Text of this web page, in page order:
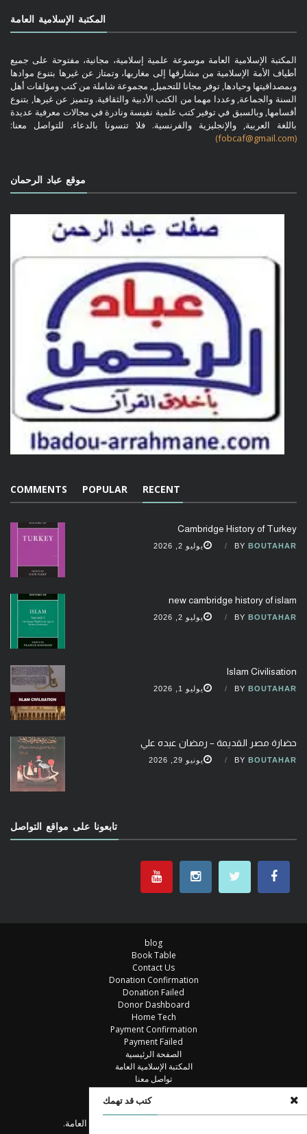
كتب قد تهمك
المكتبة الإسلامية العامة
المكتبة الإسلامية العامة موسوعة علمية إسلامية، مجانية، مفتوحة على جميع
أطياف الأمة الإسلامية من مشارقها إلى مغاربها، وتمتاز عن غيرها بتنوع موادها
وبمصداقيتها وحيادها, توفر مجانا للتحميل, مجموعة شاملة من كتب ومؤلفات أهل
السنة والجماعة, وعددا مهما من الكتب الأدبية والثقافية. وتتميز عن غيرها, بتنوع
أقسامها, وبالسبق في توفير كتب علمية نفيسة ونادرة في مجالات معرفية عديدة
باللغة العربية, والإنجليزية والفرنسية. فلا تنسونا بالدعاء. للتواصل معنا:
(fobcaf@gmail.com)
موقع عباد الرحمان
RECENT
POPULAR
COMMENTS
Cambridge History of Turkey
BY BOUTAHAR يوليو 2, 2026
new cambridge history of islam
BY BOUTAHAR يوليو 2, 2026
Islam Civilisation
BY BOUTAHAR يوليو 1, 2026
حضارة مصر القديمة – رمضان عبده علي
BY BOUTAHAR يونيو 29, 2026
تابعونا على مواقع التواصل
blog
Book Table
Contact Us
Donation Confirmation
Donation Failed
Donor Dashboard
Home Tech
Payment Confirmation
Payment Failed
الصفحة الرئيسية
المكتبة الإسلامية العامة
تواصل معنا
خزانة الكتب
مكتبة
© جميع الحقوق محفوظة للمكتبة الإسلامية العامة.